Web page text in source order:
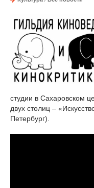
студии в Сахаровском
двух столиц –
Петербург).